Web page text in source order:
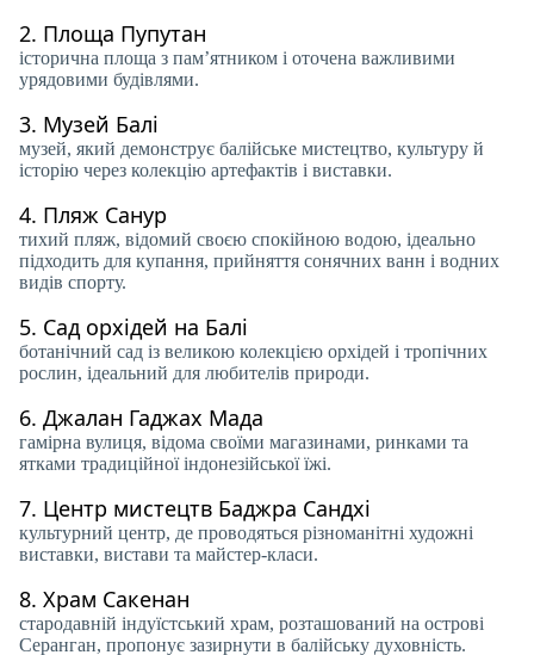
2. Площа Пупутан
історична площа з пам’ятником і оточена важливими
урядовими будівлями.
3. Музей Балі
музей, який демонструє балійське мистецтво, культуру й
історію через колекцію артефактів і виставки.
4. Пляж Санур
тихий пляж, відомий своєю спокійною водою, ідеально
підходить для купання, прийняття сонячних ванн і водних
видів спорту.
5. Сад орхідей на Балі
ботанічний сад із великою колекцією орхідей і тропічних
рослин, ідеальний для любителів природи.
6. Джалан Гаджах Мада
гамірна вулиця, відома своїми магазинами, ринками та
ятками традиційної індонезійської їжі.
7. Центр мистецтв Баджра Сандхі
культурний центр, де проводяться різноманітні художні
виставки, вистави та майстер-класи.
8. Храм Сакенан
стародавній індуїстський храм, розташований на острові
Серанган, пропонує зазирнути в балійську духовність.